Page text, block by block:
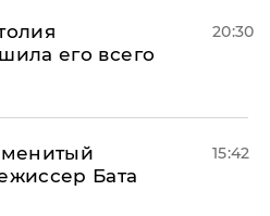
его всего
20:30
Бата
15:42